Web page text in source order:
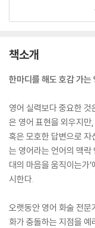
책소개
한마디를 해도 호감 가는
영어 실력보다 중요한 것
은 영어 표현을 외우지만
혹은 모호한 답변으로 자
는 영어라는 언어의 맥락
대의 마음을 움직이는가
시한다.
오랫동안 영어 화술 전
화가 충돌하는 지점을 예